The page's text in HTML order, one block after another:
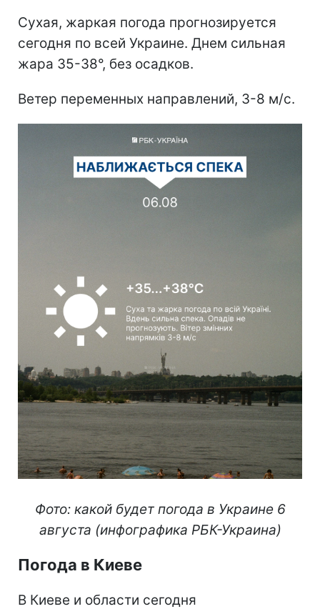
Сухая, жаркая погода прогнозируется
сегодня по всей Украине. Днем сильная
жара 35-38°, без осадков.
Ветер переменных направлений, 3-8 м/с.
Фото: какой будет погода в Украине 6
августа (инфографика РБК-Украина)
Погода в Киеве
В Киеве и области сегодня